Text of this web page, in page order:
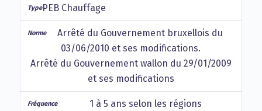
PEB Chauffage
Arrêté du Gouvernement bruxellois du
03/06/2010 et ses modifications.
Arrêté du Gouvernement wallon du 29/01/2009
et ses modifications
1 à 5 ans selon les régions